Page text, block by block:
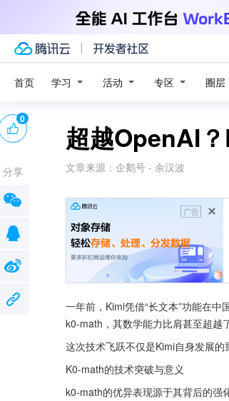
首页 学习 活动 专区 圈层
超越OpenAI
文章来源： 企鹅号 - 余汉波
广告
一年前，Kimi凭借“长文本”功能在
k0-math，其数学能力比肩甚至超越
这次技术飞跃不仅是Kimi自身发展
K0-math的技术突破与意义
k0-math的优异表现源于其背后的强
0
分享